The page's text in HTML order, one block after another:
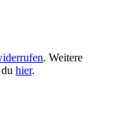
. Weitere
hier.